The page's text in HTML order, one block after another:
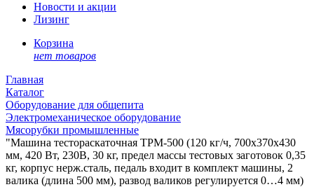
Новости и акции
Лизинг
Корзина
нет товаров
Главная
Каталог
Оборудование для общепита
Электромеханическое оборудование
Мясорубки промышленные
"Машина тестораскаточная ТРМ-500 (120 кг/ч, 700x370x430
мм, 420 Вт, 230В, 30 кг, предел массы тестовых заготовок 0,35
кг, корпус нерж.сталь, педаль входит в комплект машины, 2
валика (длина 500 мм), развод валиков регулируется 0…4 мм)